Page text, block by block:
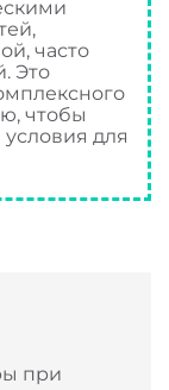
часто
Это
чтобы
для
при